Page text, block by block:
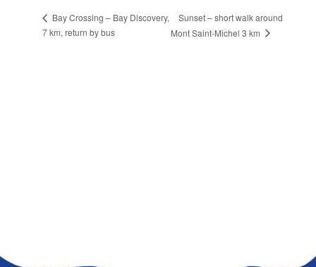
Bay Crossing – Bay Discovery,
7 km, return by bus
Sunset – short walk around
Mont Saint-Michel 3 km